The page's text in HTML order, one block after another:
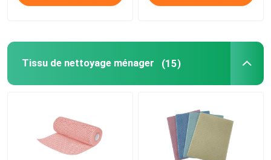
Tissu de nettoyage ménager (15)